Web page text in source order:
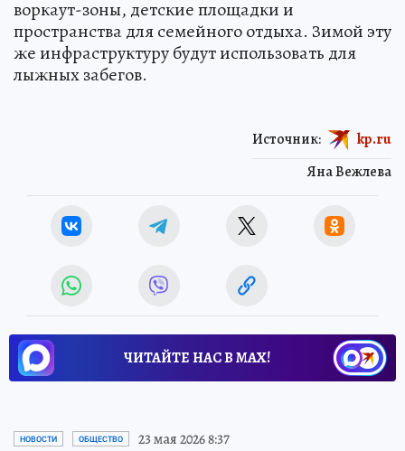
воркаут-зоны, детские площадки и
пространства для семейного отдыха. Зимой эту
же инфраструктуру будут использовать для
лыжных забегов.
Яна Вежлева
Источник: kp.ru
ЧИТАЙТЕ НАС В МАХ!
НОВОСТИ ОБЩЕСТВО 23 мая 2026 8:37